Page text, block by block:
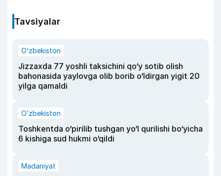
Tavsiyalar
O‘zbekiston
Jizzaxda 77 yoshli taksichini qo‘y sotib olish
bahonasida yaylovga olib borib o‘ldirgan yigit 20
yilga qamaldi
O‘zbekiston
Toshkentda o‘pirilib tushgan yo‘l qurilishi bo‘yicha
6 kishiga sud hukmi o‘qildi
Madaniyat